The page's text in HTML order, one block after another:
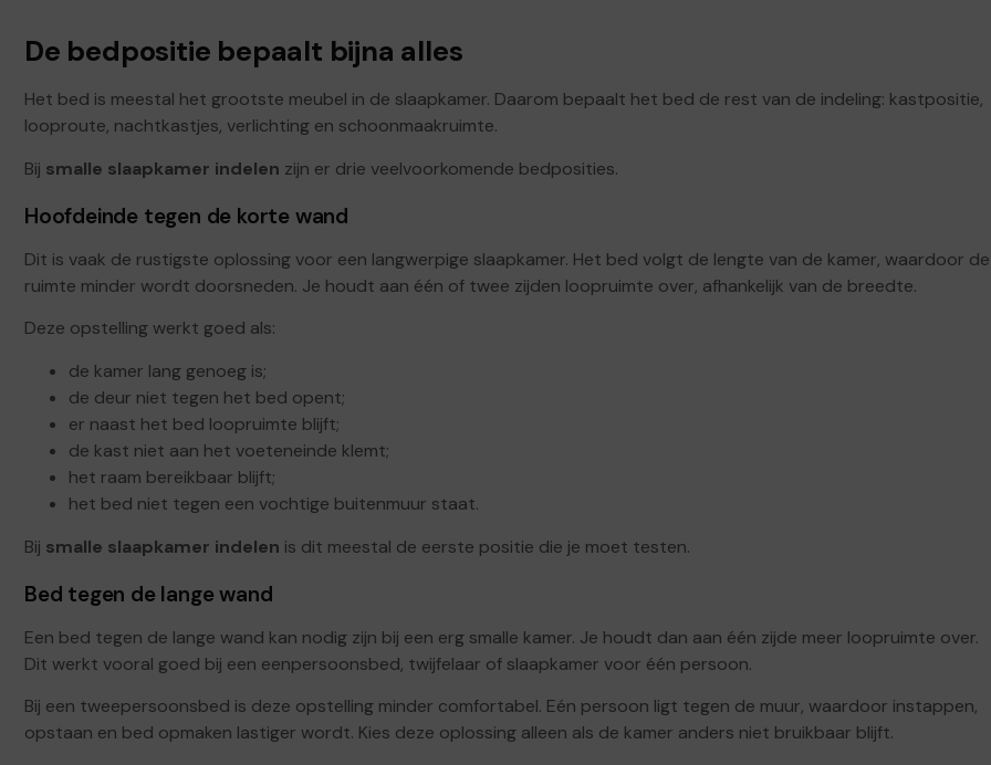
De bedpositie bepaalt bijna alles
Het bed is meestal het grootste meubel in de slaapkamer. Daarom bepaalt het bed de rest van de indeling: kastpositie,
looproute, nachtkastjes, verlichting en schoonmaakruimte.
Bij smalle slaapkamer indelen zijn er drie veelvoorkomende bedposities.
Hoofdeinde tegen de korte wand
Dit is vaak de rustigste oplossing voor een langwerpige slaapkamer. Het bed volgt de lengte van de kamer, waardoor de
ruimte minder wordt doorsneden. Je houdt aan één of twee zijden loopruimte over, afhankelijk van de breedte.
Deze opstelling werkt goed als:
de kamer lang genoeg is;
de deur niet tegen het bed opent;
er naast het bed loopruimte blijft;
de kast niet aan het voeteneinde klemt;
het raam bereikbaar blijft;
het bed niet tegen een vochtige buitenmuur staat.
Bij smalle slaapkamer indelen is dit meestal de eerste positie die je moet testen.
Bed tegen de lange wand
Een bed tegen de lange wand kan nodig zijn bij een erg smalle kamer. Je houdt dan aan één zijde meer loopruimte over.
Dit werkt vooral goed bij een eenpersoonsbed, twijfelaar of slaapkamer voor één persoon.
Bij een tweepersoonsbed is deze opstelling minder comfortabel. Eén persoon ligt tegen de muur, waardoor instappen,
opstaan en bed opmaken lastiger wordt. Kies deze oplossing alleen als de kamer anders niet bruikbaar blijft.